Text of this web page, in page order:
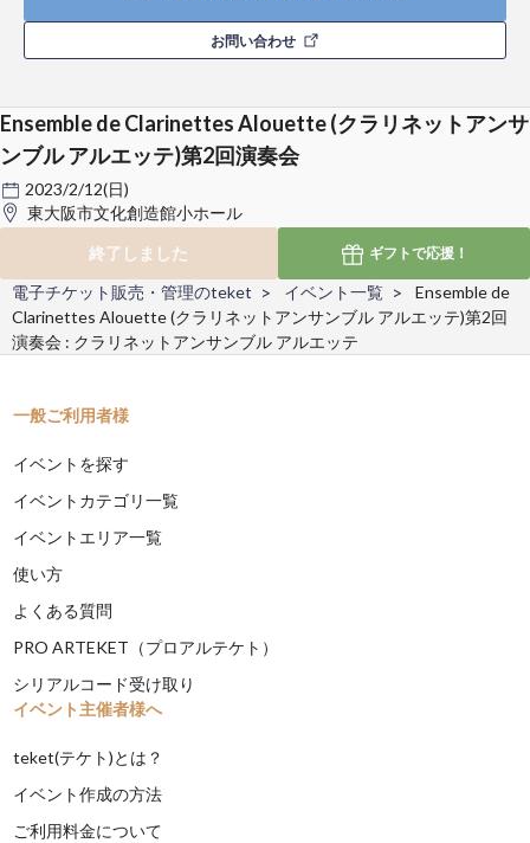
お問い合わせ
Ensemble de Clarinettes Alouette (クラリネットアンサ
ンブル アルエッテ)第2回演奏会
2023/2/12(日)
東大阪市文化創造館小ホール
終了しました
ギフトで応援！
電子チケット販売・管理のteket イベント一覧
Ensemble de
Clarinettes Alouette (クラリネットアンサンブル アルエッテ)第2回
演奏会 : クラリネットアンサンブル アルエッテ
一般ご利用者様
イベントを探す
イベントカテゴリ一覧
イベントエリア一覧
使い方
よくある質問
PRO ARTEKET（プロアルテケト）
シリアルコード受け取り
イベント主催者様へ
teket(テケト)とは？
イベント作成の方法
ご利用料金について